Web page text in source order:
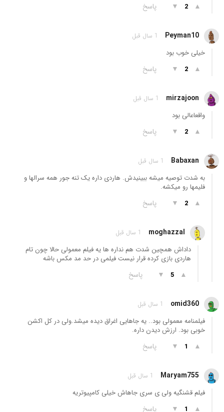
▲
2
▼ پاسخ
Peyman10 1 سال قبل
خیلی خوب بود
▲
2
▼ پاسخ
mirzajoon 1 سال قبل
واقعاعالی بود
▲
2
▼ پاسخ
Babaxan 1 سال قبل
به شدت توصیه میشه ببینیدش. هاردی داره یک تنه جور همه سرالها و
فلیمها رو میکشه.
▲
2
▼ پاسخ
moghazzal 1 سال قبل
داداش همچین شدت هم نداره ها یه فیلم معمولی حالا چون تام
هاردی بازی کرده قرار نیست فیلمی در حد مد مکس باشه
▲
5
▼ پاسخ
omid360 1 سال قبل
فیلمنامه معمولی بود.. یه جاهایی اغراق دیده میشد.ولی در کل اکشن
خوبی بود. ارزش دیدن داره.
▲
1
▼ پاسخ
Maryam755 1 سال قبل
فیلم قشنگیه ولی ی سری جاهاش خیلی کامپیوتریه
▲
1
▼ پاسخ